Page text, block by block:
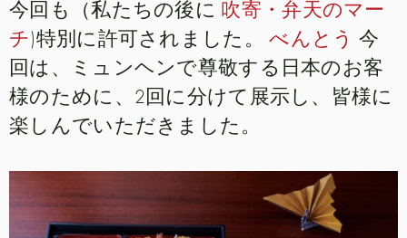
今回も（私たちの後に 吹寄・弁天のマー
チ)特別に許可されました。べんとう 今
回は、ミュンヘンで尊敬する日本のお客
様のために、2回に分けて展示し、皆様に
楽しんでいただきました。